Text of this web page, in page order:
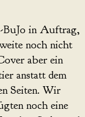
BuJo in Auftrag,
noch nicht
aber ein
anstatt dem
Seiten. Wir
noch eine